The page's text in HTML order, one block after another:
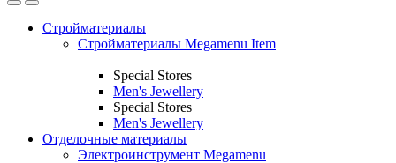
Стройматериалы
Стройматериалы Megamenu Item
Special Stores
Men's Jewellery
Special Stores
Men's Jewellery
Отделочные материалы
Электроинструмент Megamenu